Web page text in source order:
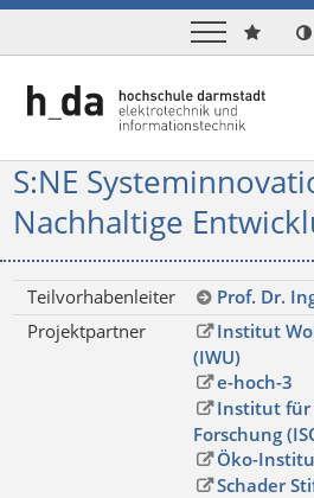
S:NE
Nachhaltige
Teilvorhabenleiter
Prof. Dr.
Projektpartner
Institut
(IWU)
e-hoch-3
Institut für
Forschung
Öko-
Schader